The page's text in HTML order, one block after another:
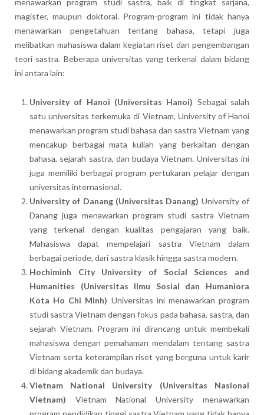
menawarkan program studi sastra, baik di tingkat sarjana,
magister, maupun doktoral. Program-program ini tidak hanya
menawarkan pengetahuan tentang bahasa, tetapi juga
melibatkan mahasiswa dalam kegiatan riset dan pengembangan
teori sastra. Beberapa universitas yang terkenal dalam bidang
ini antara lain:
University of Hanoi (Universitas Hanoi) Sebagai salah
satu universitas terkemuka di Vietnam, University of Hanoi
menawarkan program studi bahasa dan sastra Vietnam yang
mencakup berbagai mata kuliah yang berkaitan dengan
bahasa, sejarah sastra, dan budaya Vietnam. Universitas ini
juga memiliki berbagai program pertukaran pelajar dengan
universitas internasional.
University of Danang (Universitas Danang) University of
Danang juga menawarkan program studi sastra Vietnam
yang terkenal dengan kualitas pengajaran yang baik.
Mahasiswa dapat mempelajari sastra Vietnam dalam
berbagai periode, dari sastra klasik hingga sastra modern.
Hochiminh City University of Social Sciences and
Humanities (Universitas Ilmu Sosial dan Humaniora
Kota Ho Chi Minh) Universitas ini menawarkan program
studi sastra Vietnam dengan fokus pada bahasa, sastra, dan
sejarah Vietnam. Program ini dirancang untuk membekali
mahasiswa dengan pemahaman mendalam tentang sastra
Vietnam serta keterampilan riset yang berguna untuk karir
di bidang akademik dan budaya.
Vietnam National University (Universitas Nasional
Vietnam) Vietnam National University menawarkan